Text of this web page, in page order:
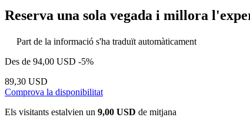
Reserva una sola vegada i millora
Part de la informació s'ha traduït automàticament
Des de 94,00 USD -5%
89,30 USD
Comprova la disponibilitat
Els visitants estalvien un 9,00 USD de mitjana